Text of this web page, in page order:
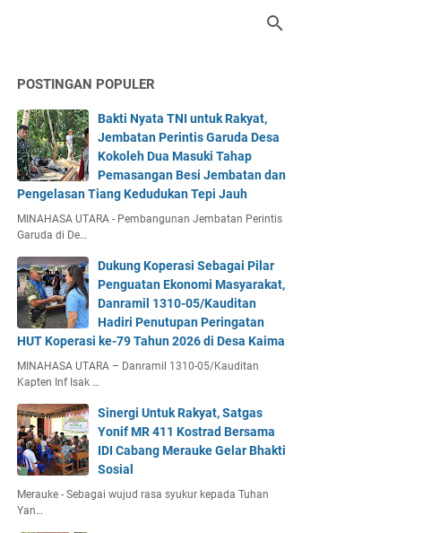
POSTINGAN POPULER
Bakti Nyata TNI untuk Rakyat,
Jembatan Perintis Garuda Desa
Kokoleh Dua Masuki Tahap
Pemasangan Besi Jembatan dan
Pengelasan Tiang Kedudukan Tepi Jauh
MINAHASA UTARA - Pembangunan Jembatan Perintis
Garuda di De…
Dukung Koperasi Sebagai Pilar
Penguatan Ekonomi Masyarakat,
Danramil 1310-05/Kauditan
Hadiri Penutupan Peringatan
HUT Koperasi ke-79 Tahun 2026 di Desa Kaima
MINAHASA UTARA – Danramil 1310-05/Kauditan
Kapten Inf Isak …
Sinergi Untuk Rakyat, Satgas
Yonif MR 411 Kostrad Bersama
IDI Cabang Merauke Gelar Bhakti
Sosial
Merauke - Sebagai wujud rasa syukur kepada Tuhan
Yan…